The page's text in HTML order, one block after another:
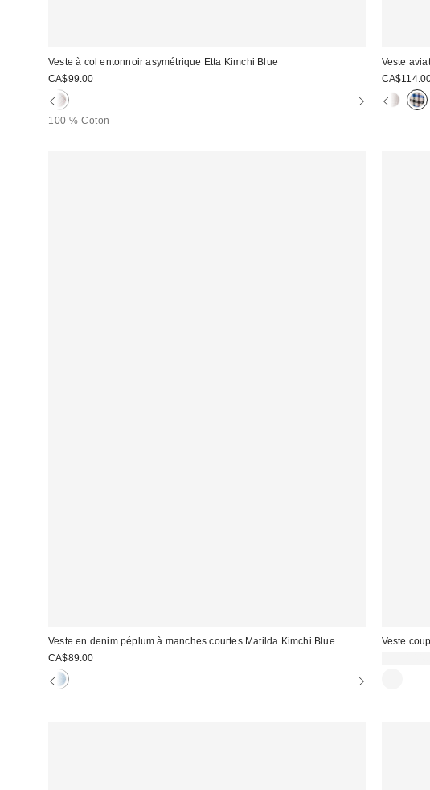
Veste à col entonnoir asymétrique Etta Kimchi Blue
CA$99.00
100 % Coton
Veste
Veste en denim péplum à manches courtes Matilda Kimchi Blue
CA$89.00
Veste